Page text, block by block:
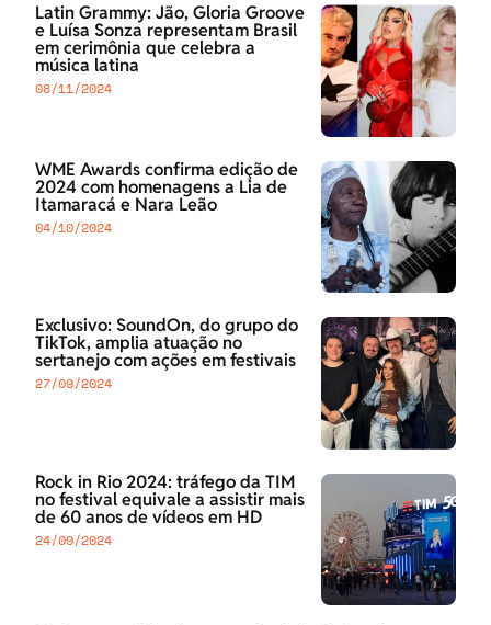
Latin Grammy: Jão, Gloria Groove
e Luísa Sonza representam Brasil
em cerimônia que celebra a
música latina
08/11/2024
WME Awards confirma edição de
2024 com homenagens a Lia de
Itamaracá e Nara Leão
04/10/2024
Exclusivo: SoundOn, do grupo do
TikTok, amplia atuação no
sertanejo com ações em festivais
27/09/2024
Rock in Rio 2024: tráfego da TIM
no festival equivale a assistir mais
de 60 anos de vídeos em HD
24/09/2024